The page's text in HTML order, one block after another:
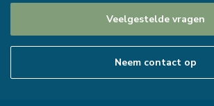
Veelgestelde vragen
Neem contact op